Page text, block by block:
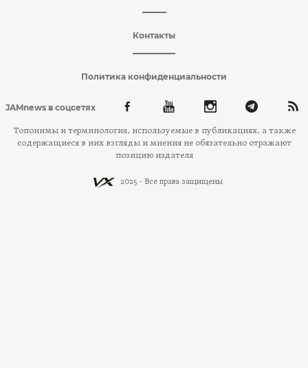
Контакты
Политика конфиденциальности
JAMnews в соцсетях
Топонимы и терминология, используемые в публикациях, а также
содержащиеся в них взгляды и мнения не обязательно отражают
позицию издателя
2025 - Все права защищены